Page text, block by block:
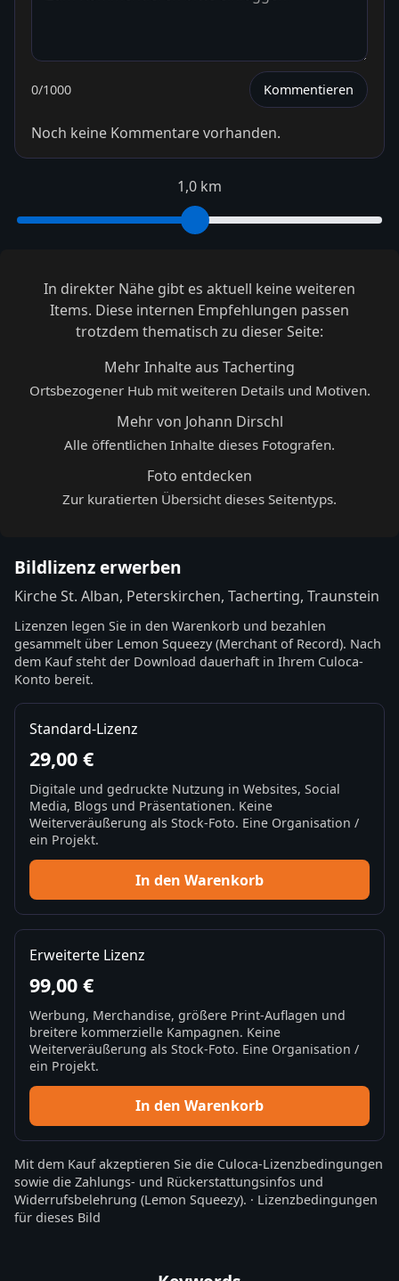
0/1000 Kommentieren
Noch keine Kommentare vorhanden.
1,0 km
In direkter Nähe gibt es aktuell keine weiteren
Items. Diese internen Empfehlungen passen
trotzdem thematisch zu dieser Seite:
Mehr Inhalte aus Tacherting
Ortsbezogener Hub mit weiteren Details und Motiven.
Mehr von Johann Dirschl
Alle öffentlichen Inhalte dieses Fotografen.
Foto entdecken
Zur kuratierten Übersicht dieses Seitentyps.
Bildlizenz erwerben
Kirche St. Alban, Peterskirchen, Tacherting, Traunstein
Lizenzen legen Sie in den Warenkorb und bezahlen
gesammelt über Lemon Squeezy (Merchant of Record). Nach
dem Kauf steht der Download dauerhaft in Ihrem Culoca-
Konto bereit.
Standard-Lizenz
29,00 €
Digitale und gedruckte Nutzung in Websites, Social
Media, Blogs und Präsentationen. Keine
Weiterveräußerung als Stock-Foto. Eine Organisation /
ein Projekt.
In den Warenkorb
Erweiterte Lizenz
99,00 €
Werbung, Merchandise, größere Print-Auflagen und
breitere kommerzielle Kampagnen. Keine
Weiterveräußerung als Stock-Foto. Eine Organisation /
ein Projekt.
In den Warenkorb
Mit dem Kauf akzeptieren Sie die Culoca-Lizenzbedingungen
sowie die Zahlungs- und Rückerstattungsinfos und
Widerrufsbelehrung (Lemon Squeezy). · Lizenzbedingungen
für dieses Bild